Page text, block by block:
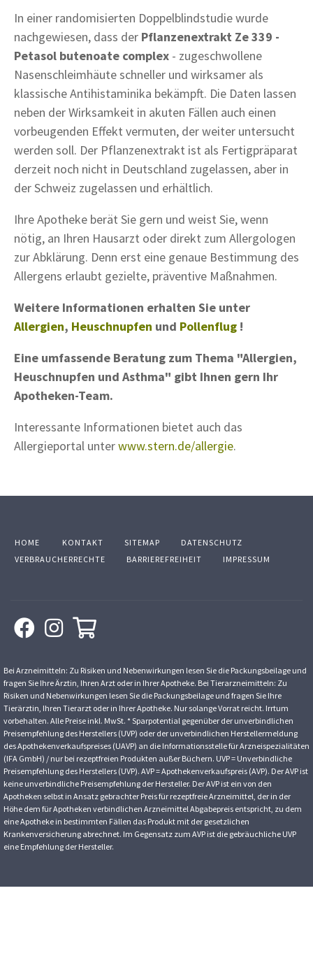
In einer randomisierten Doppelblindstudie wurde
nachgewiesen, dass der Pflanzenextrakt Ze 339 -
Petasol butenoate complex - zugeschwollene
Nasenschleimhäute schneller und wirksamer als
klassische Antihistaminika bekämpft. Die Daten lassen
neben der Wirksamkeit in akuten Fällen auch einen
vorbeugenden Effekt vermuten, der weiter untersucht
werden soll. Der Pflanzenextrakt ist als Fertigpräparat
derzeit noch nicht in Deutschland zugelassen, aber in
der Schweiz zugelassen und erhältlich.
Ihre Apotheke berät Sie gern und weist Sie, wenn
nötig, an Ihren Hausarzt oder direkt zum Allergologen
zur Abklärung. Denn erst eine genaue Bestimmung des
Allergens erlaubt gezielte, präventive Maßnahmen.
Weitere Informationen erhalten Sie unter
Allergien, Heuschnupfen und Pollenflug !
Eine umfassende Beratung zum Thema "Allergien,
Heuschnupfen und Asthma" gibt Ihnen gern Ihr
Apotheken-Team.
Interessante Informationen bietet auch das
Allergieportal unterwww.stern.de/allergie.
HOME KONTAKT SITEMAP
DATENSCHUTZ
VERBRAUCHERRECHTE
BARRIEREFREIHEIT IMPRESSUM
Bei Arzneimitteln: Zu Risiken und Nebenwirkungen lesen Sie die Packungsbeilage und
fragen Sie Ihre Ärztin, Ihren Arzt oder in Ihrer Apotheke. Bei Tierarzneimitteln: Zu
Risiken und Nebenwirkungen lesen Sie die Packungsbeilage und fragen Sie Ihre
Tierärztin, Ihren Tierarzt oder in Ihrer Apotheke. Nur solange Vorrat reicht. Irrtum
vorbehalten. Alle Preise inkl. MwSt. * Sparpotential gegenüber der unverbindlichen
Preisempfehlung des Herstellers (UVP) oder der unverbindlichen Herstellermeldung
des Apothekenverkaufspreises (UAVP) an die Informationsstelle für Arzneispezialitäten
(IFA GmbH) / nur bei rezeptfreien Produkten außer Büchern. UVP = Unverbindliche
Preisempfehlung des Herstellers (UVP). AVP = Apothekenverkaufspreis (AVP). Der AVP ist
keine unverbindliche Preisempfehlung der Hersteller. Der AVP ist ein von den
Apotheken selbst in Ansatz gebrachter Preis für rezeptfreie Arzneimittel, der in der
Höhe dem für Apotheken verbindlichen Arzneimittel Abgabepreis entspricht, zu dem
eine Apotheke in bestimmten Fällen das Produkt mit der gesetzlichen
Krankenversicherung abrechnet. Im Gegensatz zum AVP ist die gebräuchliche UVP
eine Empfehlung der Hersteller.